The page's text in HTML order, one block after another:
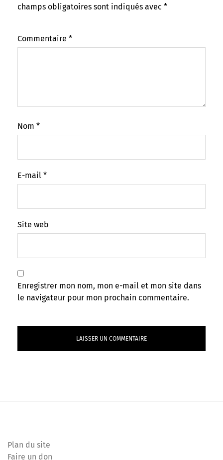
champs obligatoires sont indiqués avec *
Commentaire *
Nom *
E-mail *
Site web
Enregistrer mon nom, mon e-mail et mon site dans
le navigateur pour mon prochain commentaire.
Plan du site
Faire un don